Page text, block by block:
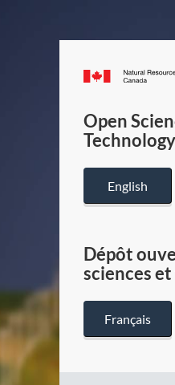
Open
English
Dépôt
sciences
Français